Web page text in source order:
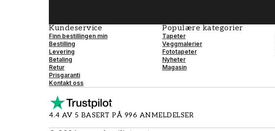
Kundeservice
Finn bestillingen min
Bestilling
Levering
Betaling
Retur
Prisgaranti
Kontakt oss
Populære kategorier
Tapeter
Veggmalerier
Fototapeter
Nyheter
Magasin
4.4 AV 5 BASERT PÅ 996 ANMELDELSER